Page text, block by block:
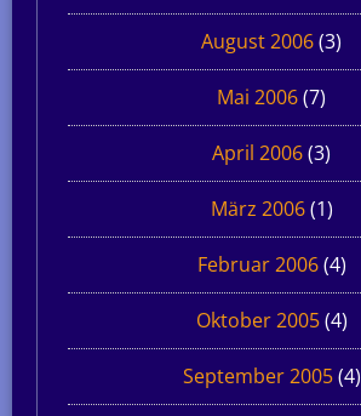
August 2006(3)
Mai 2006(7)
April 2006(3)
März 2006(1)
Februar 2006(4)
Oktober 2005(4)
September 2005(4)